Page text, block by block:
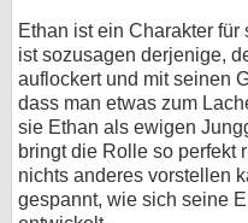
Ethan ist ein Charakter
ist sozusagen derjenige,
auflockert und mit seinen
dass man etwas zum
sie Ethan als ewigen
bringt die Rolle so perfekt
nichts anderes vorstellen
gespannt, wie sich seine